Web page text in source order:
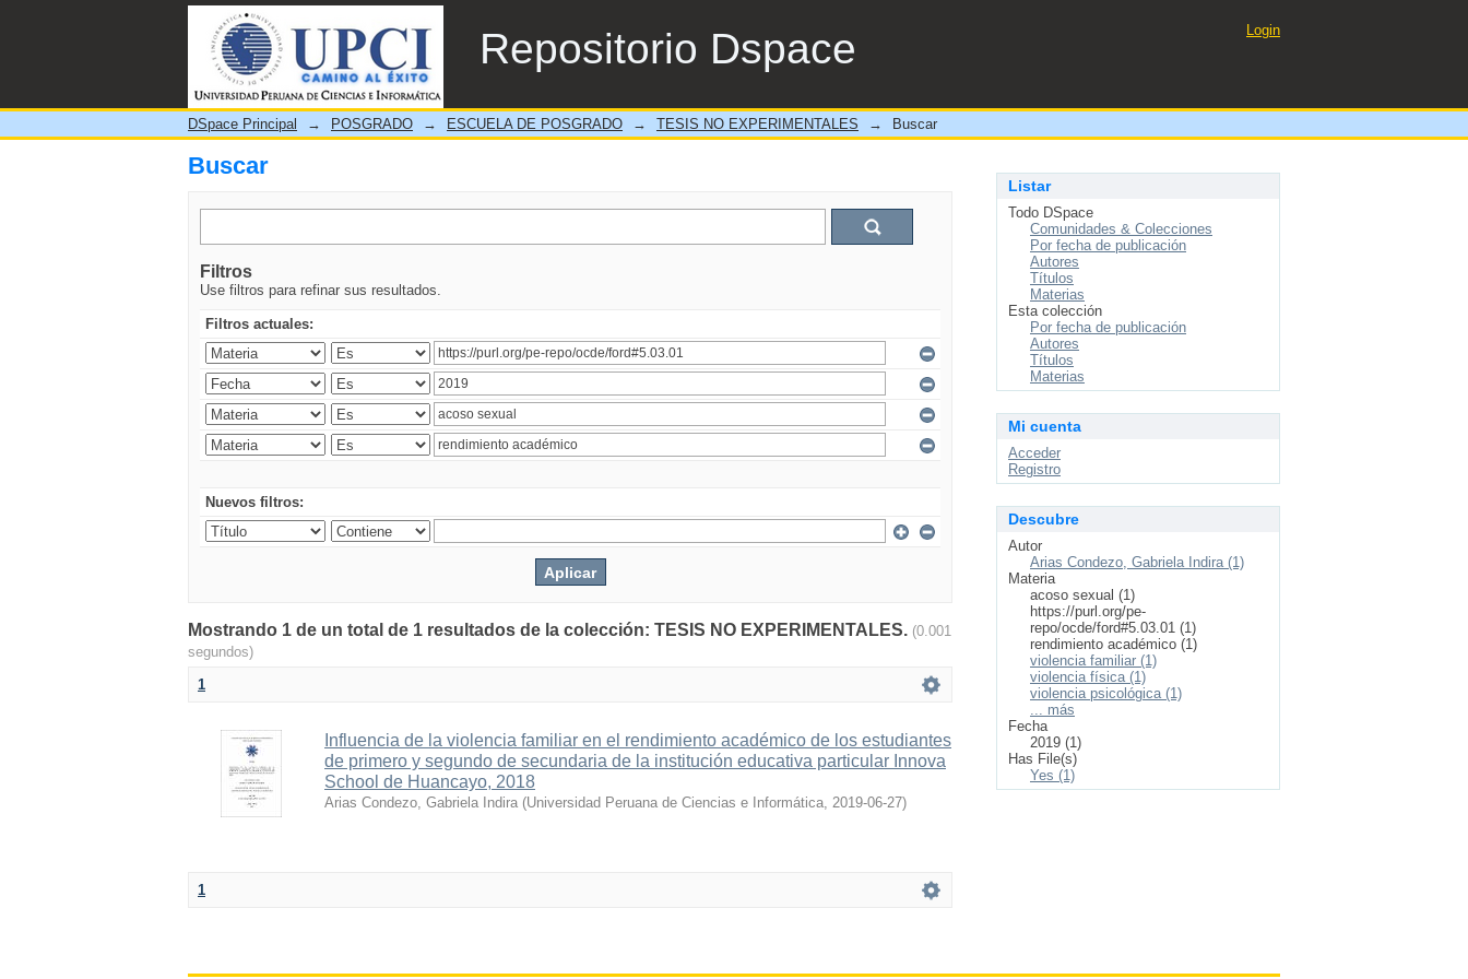
Repositorio Dspace
Buscar
Login
DSpace Principal → POSGRADO → ESCUELA DE POSGRADO → TESIS NO EXPERIMENTALES → Buscar
Buscar
Filtros
Use filtros para refinar sus resultados.
Filtros actuales:
Nuevos filtros:
Mostrando 1 de un total de 1 resultados de la colección: TESIS NO EXPERIMENTALES. (0.001
segundos)
1
Influencia de la violencia familiar en el rendimiento académico de los estudiantes
de primero y segundo de secundaria de la institución educativa particular Innova
School de Huancayo, 2018
Arias Condezo, Gabriela Indira (Universidad Peruana de Ciencias e Informática, 2019-06-27)
1
Listar
Todo DSpace
Comunidades & Colecciones
Por fecha de publicación
Autores
Títulos
Materias
Esta colección
Por fecha de publicación
Autores
Títulos
Materias
Mi cuenta
Acceder
Registro
Descubre
Autor
Arias Condezo, Gabriela Indira (1)
Materia
acoso sexual (1)
https://purl.org/pe-
repo/ocde/ford#5.03.01 (1)
rendimiento académico (1)
violencia familiar (1)
violencia física (1)
violencia psicológica (1)
... más
Fecha
2019 (1)
Has File(s)
Yes (1)